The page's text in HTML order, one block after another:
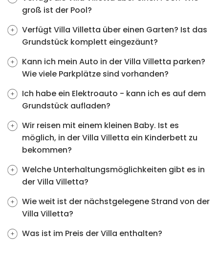
groß ist der Pool?
Verfügt Villa Villetta über einen Garten? Ist das
Grundstück komplett eingezäunt?
Kann ich mein Auto in der Villa Villetta parken?
Wie viele Parkplätze sind vorhanden?
Ich habe ein Elektroauto - kann ich es auf dem
Grundstück aufladen?
Wir reisen mit einem kleinen Baby. Ist es
möglich, in der Villa Villetta ein Kinderbett zu
bekommen?
Welche Unterhaltungsmöglichkeiten gibt es in
der Villa Villetta?
Wie weit ist der nächstgelegene Strand von der
Villa Villetta?
Was ist im Preis der Villa enthalten?